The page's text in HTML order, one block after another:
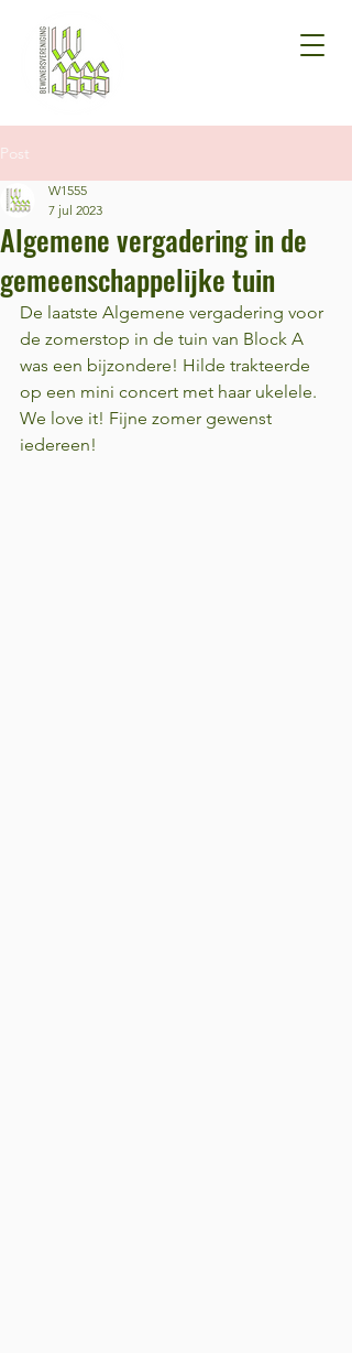
Post
Algemene vergadering in de
gemeenschappelijke tuin
W1555
7 jul 2023
De laatste Algemene vergadering voor
de zomerstop in de tuin van Block A
was een bijzondere! Hilde trakteerde
op een mini concert met haar ukelele.
We love it! Fijne zomer gewenst
iedereen!